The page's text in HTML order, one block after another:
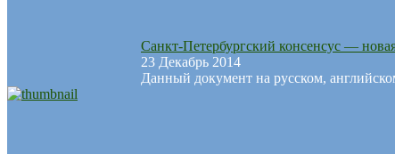
Санкт-Петербургский консенсус —
23 Декабрь 2014
Данный документ на русском,